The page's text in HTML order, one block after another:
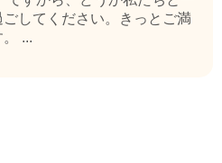
してください。きっとご満
...